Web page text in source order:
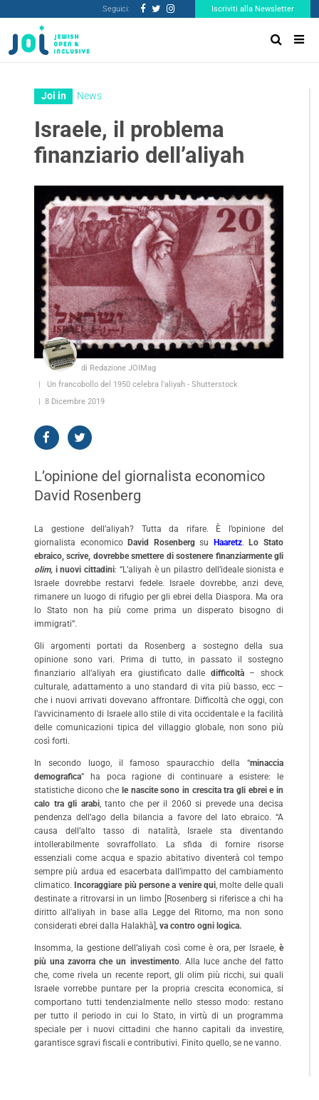
Seguici: Iscriviti alla Newsletter
Joi in News
Israele, il problema
finanziario dell’aliyah
di Redazione JOIMag
Un francobollo del 1950 celebra l'aliyah - Shutterstock
8 Dicembre 2019
L’opinione del giornalista economico
David Rosenberg
La gestione dell’aliyah? Tutta da rifare. È l’opinione del
giornalista economico David Rosenbergsu Haaretz.
Lo Stato
ebraico, scrive, dovrebbe smettere di sostenere finanziarmente gli
olim, i nuovi cittadini: “L’aliyah è un pilastro dell’ideale sionista e
Israele dovrebbe restarvi fedele. Israele dovrebbe, anzi deve,
rimanere un luogo di rifugio per gli ebrei della Diaspora. Ma ora
lo Stato non ha più come prima un disperato bisogno di
immigrati”.
Gli argomenti portati da Rosenberg a sostegno della sua
opinione sono vari. Prima di tutto, in passato il sostegno
finanziario all’aliyah era giustificato dalle difficoltà – shock
culturale, adattamento a uno standard di vita più basso, ecc –
che i nuovi arrivati dovevano affrontare. Difficoltà che oggi, con
l’avvicinamento di Israele allo stile di vita occidentale e la facilità
delle comunicazioni tipica del villaggio globale, non sono più
così forti.
In secondo luogo, il famoso spauracchio della “minaccia
demografica” ha poca ragione di continuare a esistere: le
statistiche dicono che le nascite sono in crescita tra gli ebrei e in
calo tra gli arabi, tanto che per il 2060 si prevede una decisa
pendenza dell’ago della bilancia a favore del lato ebraico. “A
causa dell’alto tasso di natalità, Israele sta diventando
intollerabilmente sovraffollato. La sfida di fornire risorse
essenziali come acqua e spazio abitativo diventerà col tempo
sempre più ardua ed esacerbata dall’impatto del cambiamento
climatico. Incoraggiare più persone a venire qui, molte delle quali
destinate a ritrovarsi in un limbo [Rosenberg si riferisce a chi ha
diritto all’aliyah in base alla Legge del Ritorno, ma non sono
considerati ebrei dalla Halakhà], va contro ogni logica.
Insomma, la gestione dell’aliyah così come è ora, per Israele, è
più una zavorra che un investimento. Alla luce anche del fatto
che, come rivela un recente report, gli olim più ricchi, sui quali
Israele vorrebbe puntare per la propria crescita economica, si
comportano tutti tendenzialmente nello stesso modo: restano
per tutto il periodo in cui lo Stato, in virtù di un programma
speciale per i nuovi cittadini che hanno capitali da investire,
garantisce sgravi fiscali e contributivi. Finito quello, se ne vanno.